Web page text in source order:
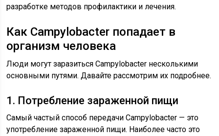
разработке методов профилактики и лечения.
Как Campylobacter попадает в
организм человека
Люди могут заразиться Campylobacter несколькими
основными путями. Давайте рассмотрим их подробнее.
1. Потребление зараженной пищи
Самый частый способ передачи Campylobacter — это
употребление зараженной пищи. Наиболее часто это